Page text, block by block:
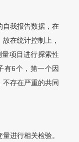
自我报告数据，在
在统计控制上，
项目进行探索性
有6个，第一个因
存在严重的共同
进行相关检验。